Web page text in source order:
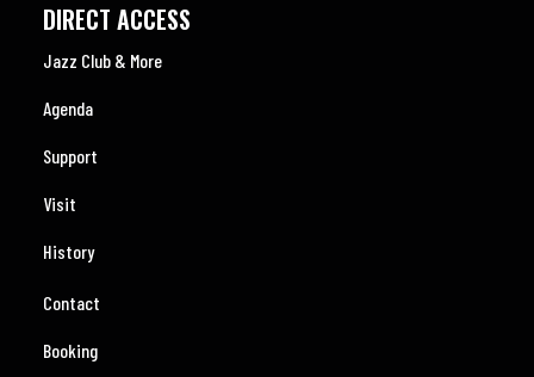
DIRECT ACCESS
Jazz Club & More
Agenda
Support
Visit
History
Contact
Booking